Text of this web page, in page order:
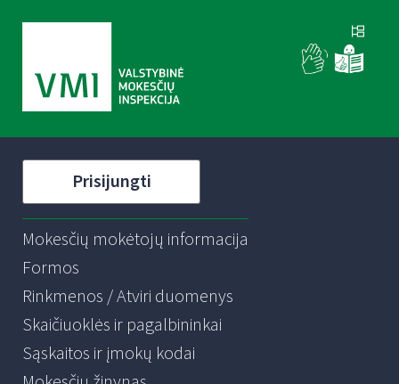
Prisijungti
Mokesčių mokėtojų informacija
Formos
Rinkmenos / Atviri duomenys
Skaičiuoklės ir pagalbininkai
Sąskaitos ir įmokų kodai